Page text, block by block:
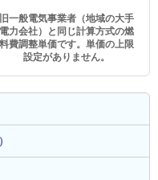
旧一般電気事業者（地域の大手
電力会社）と同じ計算方式の燃
料費調整単価です。単価の上限
設定がありません。